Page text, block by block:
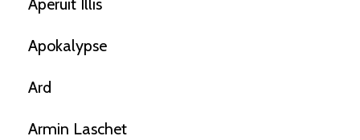
Apokalypse
Ard
Armin Laschet